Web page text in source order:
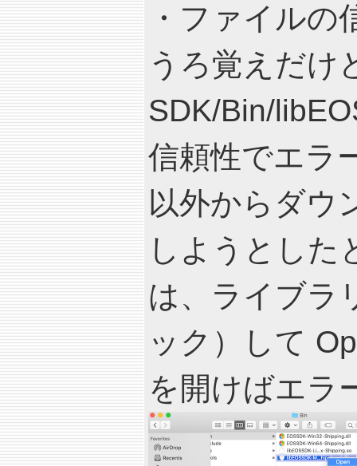
・ファイル
うろ覚えだけ
SDK/Bin/
信頼性でエラ
以外からダウ
しようとした
は、ライブラ
ック）して
を開けばエラ